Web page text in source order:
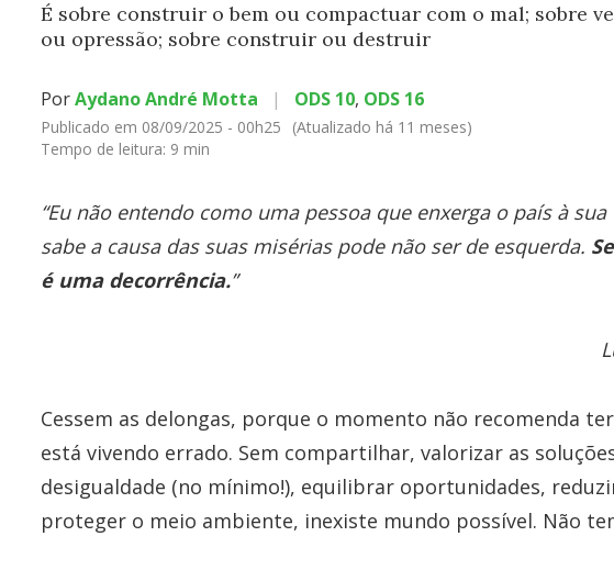
É sobre construir o bem ou compactuar com o mal; sobre
ou opressão; sobre construir ou destruir
PorAydano André Motta | ODS 10, ODS 16
Publicado em 08/09/2025 - 00h25
(Atualizado há 11 meses)
Tempo de leitura: 9 min
“Eu não entendo como uma pessoa que enxerga o país à
sabe a causa das suas misérias pode não ser de esquerda.
é uma decorrência.”
Cessem as delongas, porque o momento não recomenda
está vivendo errado. Sem compartilhar, valorizar as
desigualdade (no mínimo!), equilibrar oportunidades,
proteger o meio ambiente, inexiste mundo possível. Não